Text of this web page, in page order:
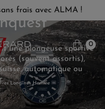
frais avec ALMA !
0
Longines Homme
une plongeuse sportive
(souvent assortis),
automatique ou